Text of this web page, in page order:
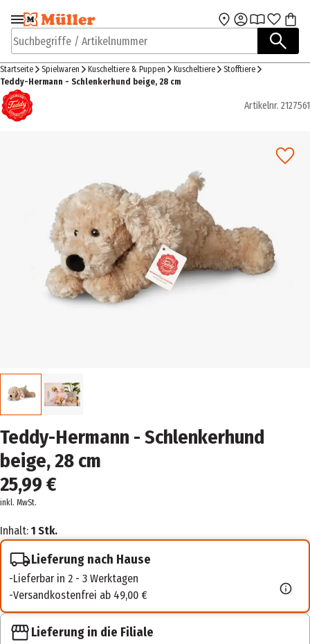
Zur Navigation
springen
Zum Hauptinhalt
Suchbegriffe / Artikelnummer
Startseite Spielwaren Kuscheltiere & Puppen Kuscheltiere
Stofftiere
Teddy-Hermann - Schlenkerhund beige, 28 cm
Artikelnr. 2127561
Teddy-Hermann - Schlenkerhund
beige, 28 cm
25,99 €
inkl. MwSt.
Inhalt: 1 Stk.
Lieferung nach Hause
Lieferbar in 2 - 3 Werktagen
Versandkostenfrei ab 49,00 €
Lieferung in die Filiale